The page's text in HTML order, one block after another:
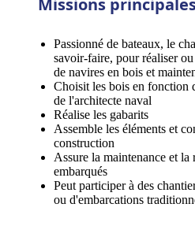
Missions
Passionné de bateaux, le
savoir-faire, pour réaliser
de navires en bois et
Choisit les bois en fonction
de l'architecte naval
Réalise les gabarits
Assemble les éléments et
construction
Assure la maintenance et la
embarqués
Peut participer à des
ou d'embarcations